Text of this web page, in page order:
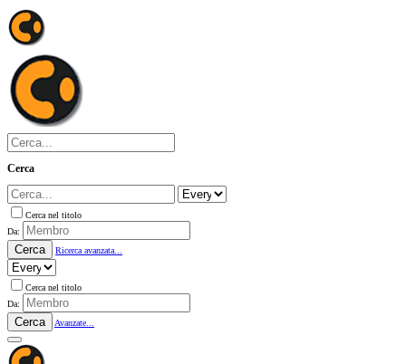
Cerca
Cerca nel titolo
Da:
Cerca Ricerca avanzata...
Cerca nel titolo
Da:
Cerca Avanzate...